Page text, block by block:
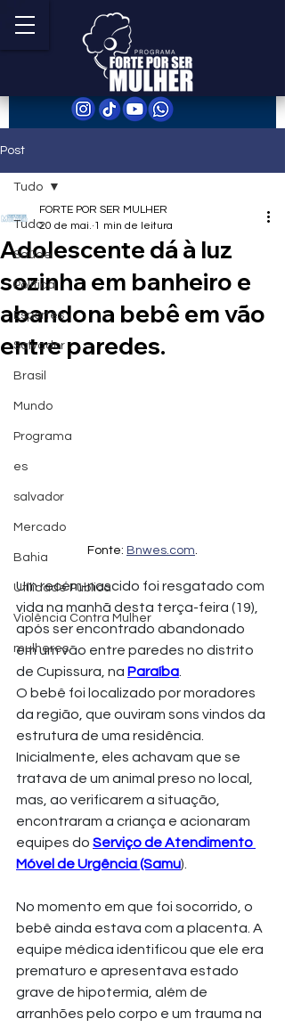
Post
Tudo
Saúde
Política
Esportes
Salvador
Brasil
Mundo
Programa
es
salvador
Mercado
Bahia
Utilidade Pública
Violência Contra Mulher
mulheres
Tudo
Adolescente dá à luz
sozinha em banheiro e
abandona bebê em vão
entre paredes.
FORTE POR SER MULHER
20 de mai. 1 min de leitura
Fonte: Bnwes.com.
Um recém-nascido foi resgatado com
vida na manhã desta terça-feira (19),
após ser encontrado abandonado
em um vão entre paredes no distrito
de Cupissura, na Paraíba.
O bebê foi localizado por moradores
da região, que ouviram sons vindos da
estrutura de uma residência.
Inicialmente, eles achavam que se
tratava de um animal preso no local,
mas, ao verificarem a situação,
encontraram a criança e acionaram
equipes do Serviço de Atendimento
Móvel de Urgência (Samu).
No momento em que foi socorrido, o
bebê ainda estava com a placenta. A
equipe médica identificou que ele era
prematuro e apresentava estado
grave de hipotermia, além de
arranhões pelo corpo e um trauma na